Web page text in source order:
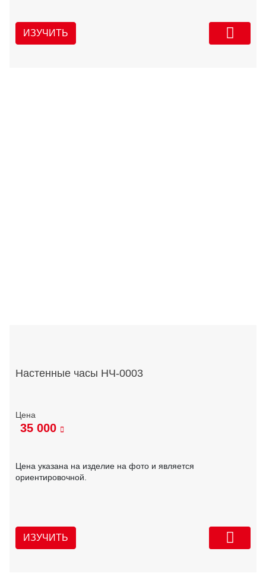
ИЗУЧИТЬ
Настенные часы НЧ-0003
35 000
Цена указана на изделие на фото и является
ориентировочной.
ИЗУЧИТЬ